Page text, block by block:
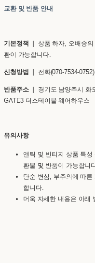
교환 및 반품 안내
기본정책 | 상품 하자, 오배송
환이 가능합니다.
신청방법 | 전화(070-7534-
반품주소 | 경기도 남양주시 화
GATE3 더스테이블 웨어하우스
유의사항
앤틱 및 빈티지 상품 특
환불 및 반품이 가능합니
단순 변심, 부주의에 따
합니다.
더욱 자세한 내용은 아래